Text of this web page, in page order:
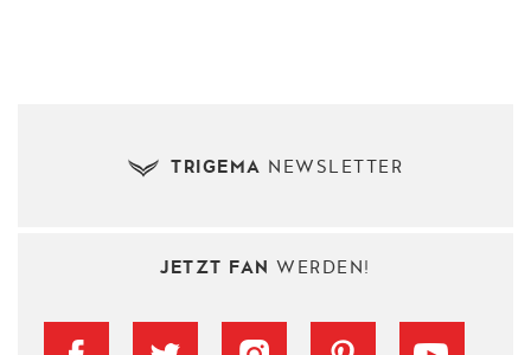
TRIGEMA NEWSLETTER
JETZT FAN WERDEN!